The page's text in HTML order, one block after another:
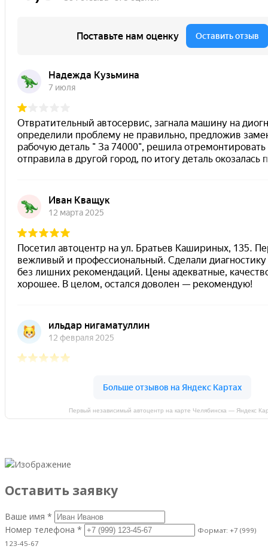
Первый независимый автоцентр на карте Челябинска — Яндекс
Оставить заявку
Ваше имя *
Номер телефона *
Формат: +7 (999)
123-45-67